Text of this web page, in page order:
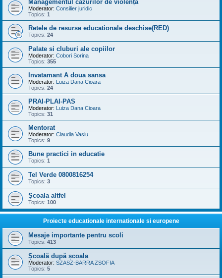
Managementul cazurilor de violență
Moderator: Consilier juridic
Topics: 1
Retele de resurse educationale deschise(RED)
Topics: 24
Palate si cluburi ale copiilor
Moderator: Cobori Sorina
Topics: 355
Invatamant A doua sansa
Moderator: Luiza Dana Cioara
Topics: 24
PRAI-PLAI-PAS
Moderator: Luiza Dana Cioara
Topics: 31
Mentorat
Moderator: Claudia Vasiu
Topics: 9
Bune practici in educatie
Topics: 1
Tel Verde 0800816254
Topics: 3
Şcoala altfel
Topics: 100
Proiecte educationale internationale si europene
Mesaje importante pentru scoli
Topics: 413
Școală după școala
Moderator: SZASZ-BARRA ZSOFIA
Topics: 5